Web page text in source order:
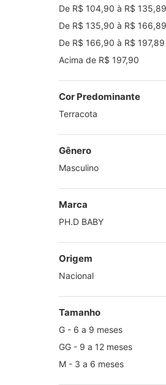
De R$ 104,90 à R$ 135,89
De R$ 135,90 à R$ 166,89
De R$ 166,90 à R$ 197,89
Acima de R$ 197,90
Cor Predominante
Terracota
Gênero
Masculino
Marca
PH.D BABY
Origem
Nacional
Tamanho
G - 6 a 9 meses
GG - 9 a 12 meses
M - 3 a 6 meses